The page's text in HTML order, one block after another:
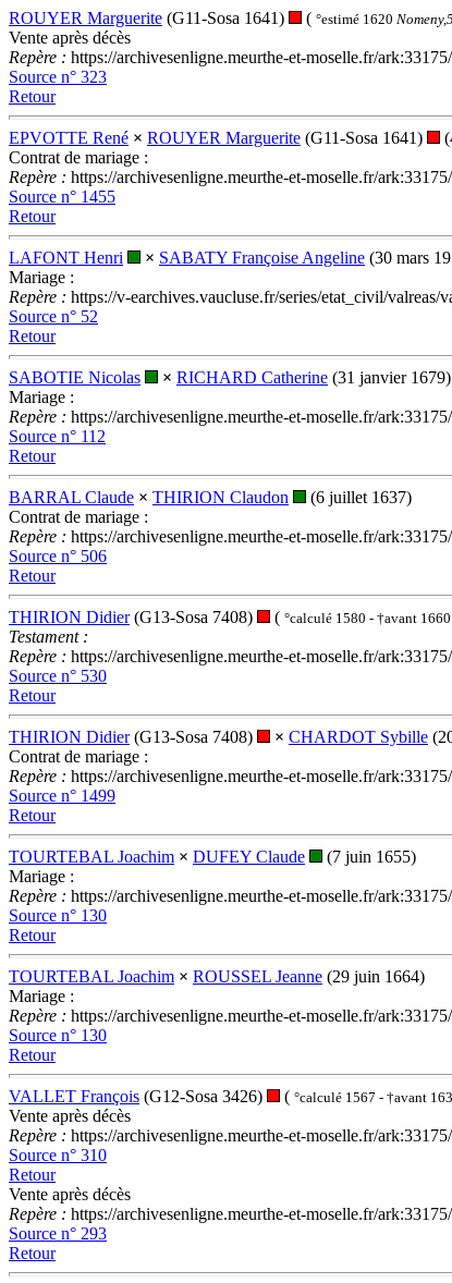
ROUYER Marguerite (G11-Sosa 1641) ( °estimé 1620
Vente après décès
Repère : https://archivesenligne.meurthe-et-moselle.fr/
Source n° 323
Retour
EPVOTTE René × ROUYER Marguerite (G11-Sosa 1641)
Contrat de mariage :
Repère : https://archivesenligne.meurthe-et-moselle.fr/
Source n° 1455
Retour
LAFONT Henri × SABATY Françoise Angeline (30 mars
Mariage :
Repère : https://v-earchives.vaucluse.fr/series/etat_civil/
Source n° 52
Retour
SABOTIE Nicolas × RICHARD Catherine (31 janvier 1679)
Mariage :
Repère : https://archivesenligne.meurthe-et-moselle.fr/
Source n° 112
Retour
BARRAL Claude × THIRION Claudon
(6 juillet 1637)
Contrat de mariage :
Repère : https://archivesenligne.meurthe-et-moselle.fr/
Source n° 506
Retour
THIRION Didier(G13-Sosa 7408) ( °calculé 1580 - †avant 1660
Testament :
Repère : https://archivesenligne.meurthe-et-moselle.fr/
Source n° 530
Retour
THIRION Didier(G13-Sosa 7408) × CHARDOT Sybille
Contrat de mariage :
Repère : https://archivesenligne.meurthe-et-moselle.fr/
Source n° 1499
Retour
TOURTEBAL Joachim × DUFEY Claude
(7 juin 1655)
Mariage :
Repère : https://archivesenligne.meurthe-et-moselle.fr/
Source n° 130
Retour
TOURTEBAL Joachim × ROUSSEL Jeanne (29 juin 1664)
Mariage :
Repère : https://archivesenligne.meurthe-et-moselle.fr/
Source n° 130
Retour
VALLET François (G12-Sosa 3426) ( °calculé 1567 - †avant
Vente après décès
Repère : https://archivesenligne.meurthe-et-moselle.fr/
Source n° 310
Retour
Vente après décès
Repère : https://archivesenligne.meurthe-et-moselle.fr/
Source n° 293
Retour